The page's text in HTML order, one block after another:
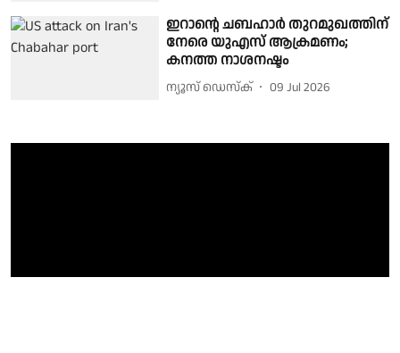
ഇറാൻ്റെ ചബഹാർ തുറമുഖത്തിന്
നേരെ യുഎസ് ആക്രമണം;
കനത്ത നാശനഷ്ടം
ന്യൂസ് ഡെസ്ക് 09 Jul 2026